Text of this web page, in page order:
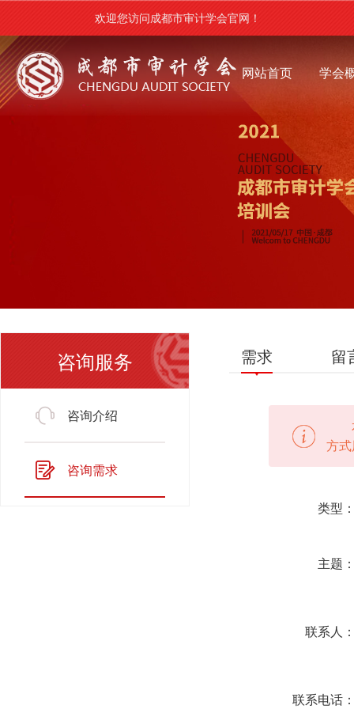
欢迎您访问成都市审计学会官网！
网站首页 学会
咨询服务
咨询介绍
咨询需求
需求 留
方
类型
主题
联系人
联系电话